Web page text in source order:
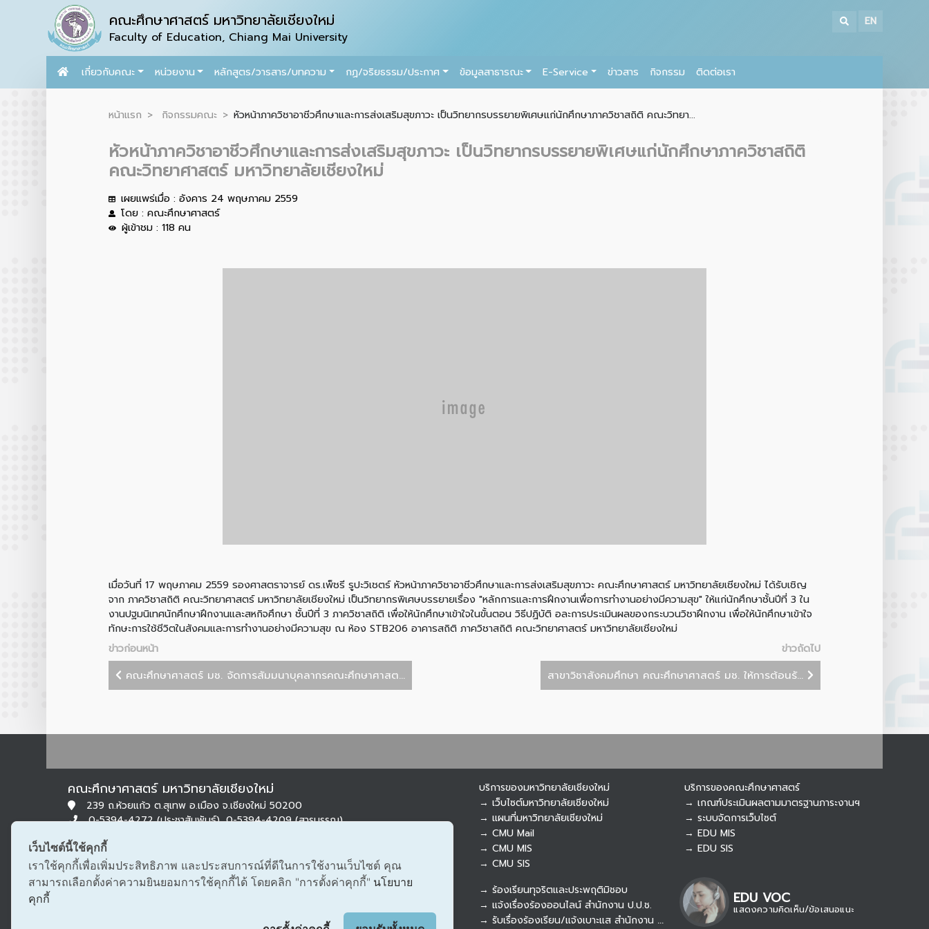
คณะศึกษาศาสตร์ มหาวิทยาลัยเชียงใหม่
Faculty of Education, Chiang Mai University
EN
เกี่ยวกับคณะ หน่วยงาน หลักสูตร/วารสาร/บทความ กฏ/จริยธรรม/ประกาศ ข้อมูลสาธารณะ E-Service ข่าวสาร กิจกรรม ติดต่อเรา
หน้าแรก กิจกรรมคณะ หัวหน้าภาควิชาอาชีวศึกษาและการส่งเสริมสุขภาวะ เป็นวิทยากรบรรยายพิเศษแก่นักศึกษาภาควิชาสถิติ คณะวิทยา...
หัวหน้าภาควิชาอาชีวศึกษาและการส่งเสริมสุขภาวะ เป็นวิทยากรบรรยายพิเศษแก่นักศึกษาภาควิชาสถิติ
คณะวิทยาศาสตร์ มหาวิทยาลัยเชียงใหม่
เผยแพร่เมื่อ : อังคาร 24 พฤษภาคม 2559
โดย : คณะศึกษาศาสตร์
ผู้เข้าชม : 118 คน
เมื่อวันที่ 17 พฤษภาคม 2559 รองศาสตราจารย์ ดร.เพ็ชรี รูปะวิเชตร์ หัวหน้าภาควิชาอาชีวศึกษาและการส่งเสริมสุขภาวะ คณะศึกษาศาสตร์ มหาวิทยาลัยเชียงใหม่ ได้รับเชิญ
จาก ภาควิชาสถิติ คณะวิทยาศาสตร์ มหาวิทยาลัยเชียงใหม่ เป็นวิทยากรพิเศษบรรยายเรื่อง "หลักการและการฝึกงานเพื่อการทำงานอย่างมีความสุข" ให้แก่นักศึกษาชั้นปีที่ 3 ใน
งานปฐมนิเทศนักศึกษาฝึกงานและสหกิจศึกษา ชั้นปีที่ 3 ภาควิชาสถิติ เพื่อให้นักศึกษาเข้าใจในขั้นตอน วิธีปฏิบัติ อละการประเมินผลของกระบวนวิชาฝึกงาน เพื่อให้นักศึกษาเข้าใจ
ทักษะการใช้ชีวิตในสังคมและการทำงานอย่างมีความสุข ณ ห้อง STB206 อาคารสถิติ ภาควิชาสถิติ คณะวิทยาศาสตร์ มหาวิทยาลัยเชียงใหม่
ข่าวก่อนหน้า
ข่าวถัดไป
คณะศึกษาศาสตร์ มช. จัดการสัมมนาบุคลากรคณะศึกษาศาสต...
สาขาวิชาสังคมศึกษา คณะศึกษาศาสตร์ มช. ให้การต้อนรั...
คณะศึกษาศาสตร์ มหาวิทยาลัยเชียงใหม่
239 ถ.ห้วยแก้ว ต.สุเทพ อ.เมือง จ.เชียงใหม่ 50200
0-5394-4272 (ประชาสัมพันธ์), 0-5394-4209 (สารบรรณ)
edu@cmu.ac.th, saraban_edu@cmu.ac.th
บริการของมหาวิทยาลัยเชียงใหม่
→ เว็บไซต์มหาวิทยาลัยเชียงใหม่
→ แผนที่มหาวิทยาลัยเชียงใหม่
→ CMU Mail
→ CMU MIS
→ CMU SIS
บริการของคณะศึกษาศาสตร์
→ เกณฑ์ประเมินผลตามมาตรฐานภาระงานฯ
→ ระบบจัดการเว็บไซต์
→ EDU MIS
→ EDU SIS
→ ร้องเรียนทุจริตและประพฤติมิชอบ
→ แจ้งเรื่องร้องออนไลน์ สำนักงาน ป.ป.ช.
→ รับเรื่องร้องเรียน/แจ้งเบาะแส สำนักงาน ป.ป.ท.
EDU VOC
แสดงความคิดเห็น/ข้อเสนอแนะ
Botnoi Assistant
เว็บไซต์นี้ใช้คุกกี้
เราใช้คุกกี้เพื่อเพิ่มประสิทธิภาพ และประสบการณ์ที่ดีในการใช้งานเว็บไซต์ คุณ
สามารถเลือกตั้งค่าความยินยอมการใช้คุกกี้ได้ โดยคลิก "การตั้งค่าคุกกี้" นโยบาย
คุกกี้